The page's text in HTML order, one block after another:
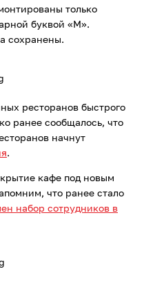
только
буквой «М».
сохранены.
ресторанов быстрого
ранее сообщалось, что
начнут
.
кафе под новым
что ранее стало
набор сотрудников в